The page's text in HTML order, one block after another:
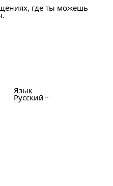
где ты можешь
Язык
Русский